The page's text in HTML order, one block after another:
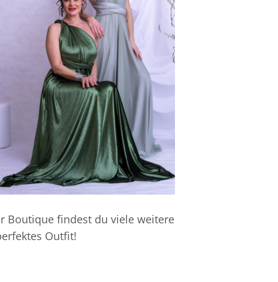
Boutique findest du viele weitere
Outfit!